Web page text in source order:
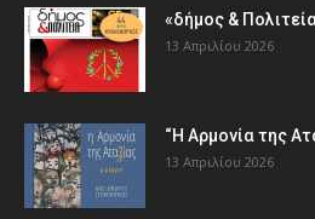
«δήμος &
13 Απριλίου 2026
“Η Αρμονία της
13 Απριλίου 2026